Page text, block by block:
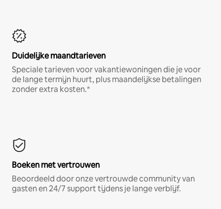
Duidelijke maandtarieven
Speciale tarieven voor vakantiewoningen die je voor
de lange termijn huurt, plus maandelijkse betalingen
zonder extra kosten.*
Boeken met vertrouwen
Beoordeeld door onze vertrouwde community van
gasten en 24/7 support tijdens je lange verblijf.